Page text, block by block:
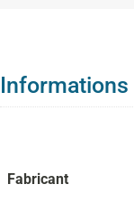
Fabricant